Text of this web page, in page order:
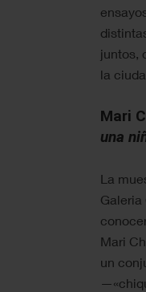
juntos,
la
Mari
una
La
Mari
un